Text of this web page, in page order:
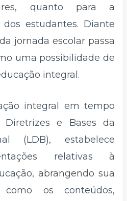
quanto para a
estudantes. Diante
jornada escolar passa
uma possibilidade de
integral.
integral em tempo
e Bases da
(LDB), estabelece
relativas à
abrangendo sua
como os conteúdos,